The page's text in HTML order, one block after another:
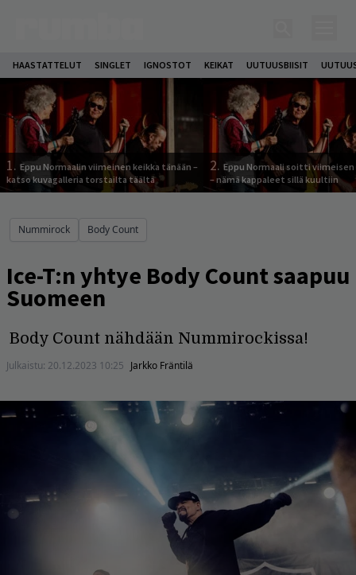
HAASTATTELUT SINGLET IGNOSTOT KEIKAT UUTUUSBIISIT
1. Eppu Normaalin viimeinen keikka tänään –
katso kuvagalleria torstailta täältä
2. Eppu Normaali soitti viimeisen
– nämä kappaleet sillä kuultiin
Nummirock Body Count
Ice-T:n yhtye Body Count saapuu
Suomeen
Body Count nähdään Nummirockissa!
Julkaistu: 20.12.2023 10:25 Jarkko Fräntilä